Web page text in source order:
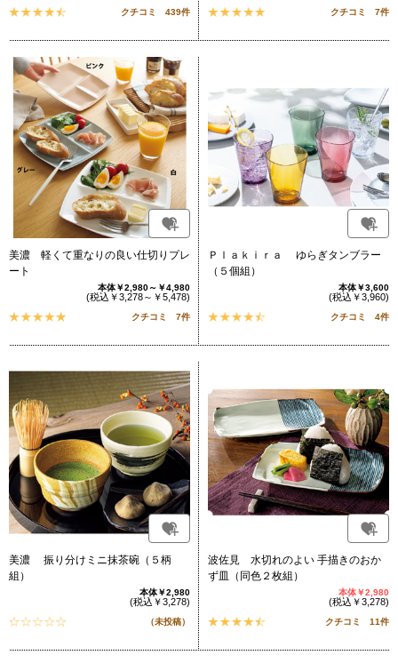
クチコミ 439件 クチコミ 7件
美濃 軽くて重なりの良い仕切りプレ
ート
本体￥2,980～￥4,980
(税込￥3,278～￥5,478)
クチコミ 7件
Ｐｌａｋｉｒａ ゆらぎタンブラー
（５個組）
本体￥3,600
(税込￥3,960)
クチコミ 4件
美濃 振り分けミニ抹茶碗（５柄
組）
本体￥2,980
(税込￥3,278)
（未投稿）
波佐見 水切れのよい 手描きのおか
ず皿（同色２枚組）
本体￥2,980
(税込￥3,278)
クチコミ 11件